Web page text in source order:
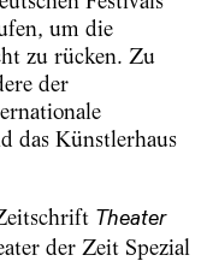
um die
zu rücken. Zu
der
das Künstlerhaus
Theater
der Zeit Spezial